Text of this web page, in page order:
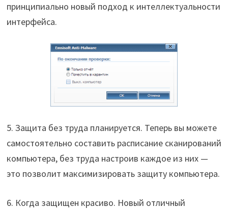
принципиально новый подход к интеллектуальности
интерфейса.
5. Защита без труда планируется. Теперь вы можете
самостоятельно составить расписание сканирований
компьютера, без труда настроив каждое из них —
это позволит максимизировать защиту компьютера.
6. Когда защищен красиво. Новый отличный